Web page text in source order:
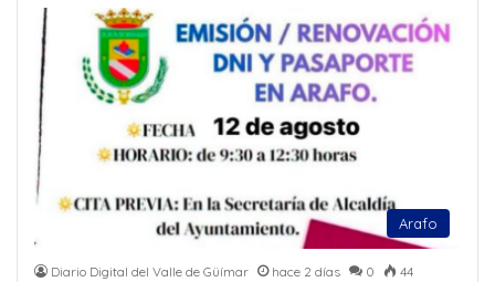
Arafo
Diario Digital del Valle de Güímar hace 2 días 0 44